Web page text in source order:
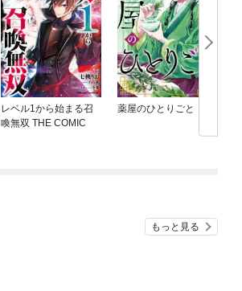
レベル1から始まる召
喚無双 THE COMIC
薬屋のひとりごと
もっと見る